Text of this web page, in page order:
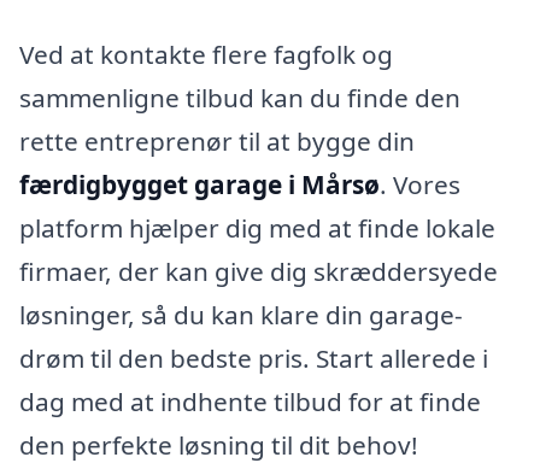
Ved at kontakte flere fagfolk og
sammenligne tilbud kan du finde den
rette entreprenør til at bygge din
færdigbygget garage i Mårsø. Vores
platform hjælper dig med at finde lokale
firmaer, der kan give dig skræddersyede
løsninger, så du kan klare din garage-
drøm til den bedste pris. Start allerede i
dag med at indhente tilbud for at finde
den perfekte løsning til dit behov!